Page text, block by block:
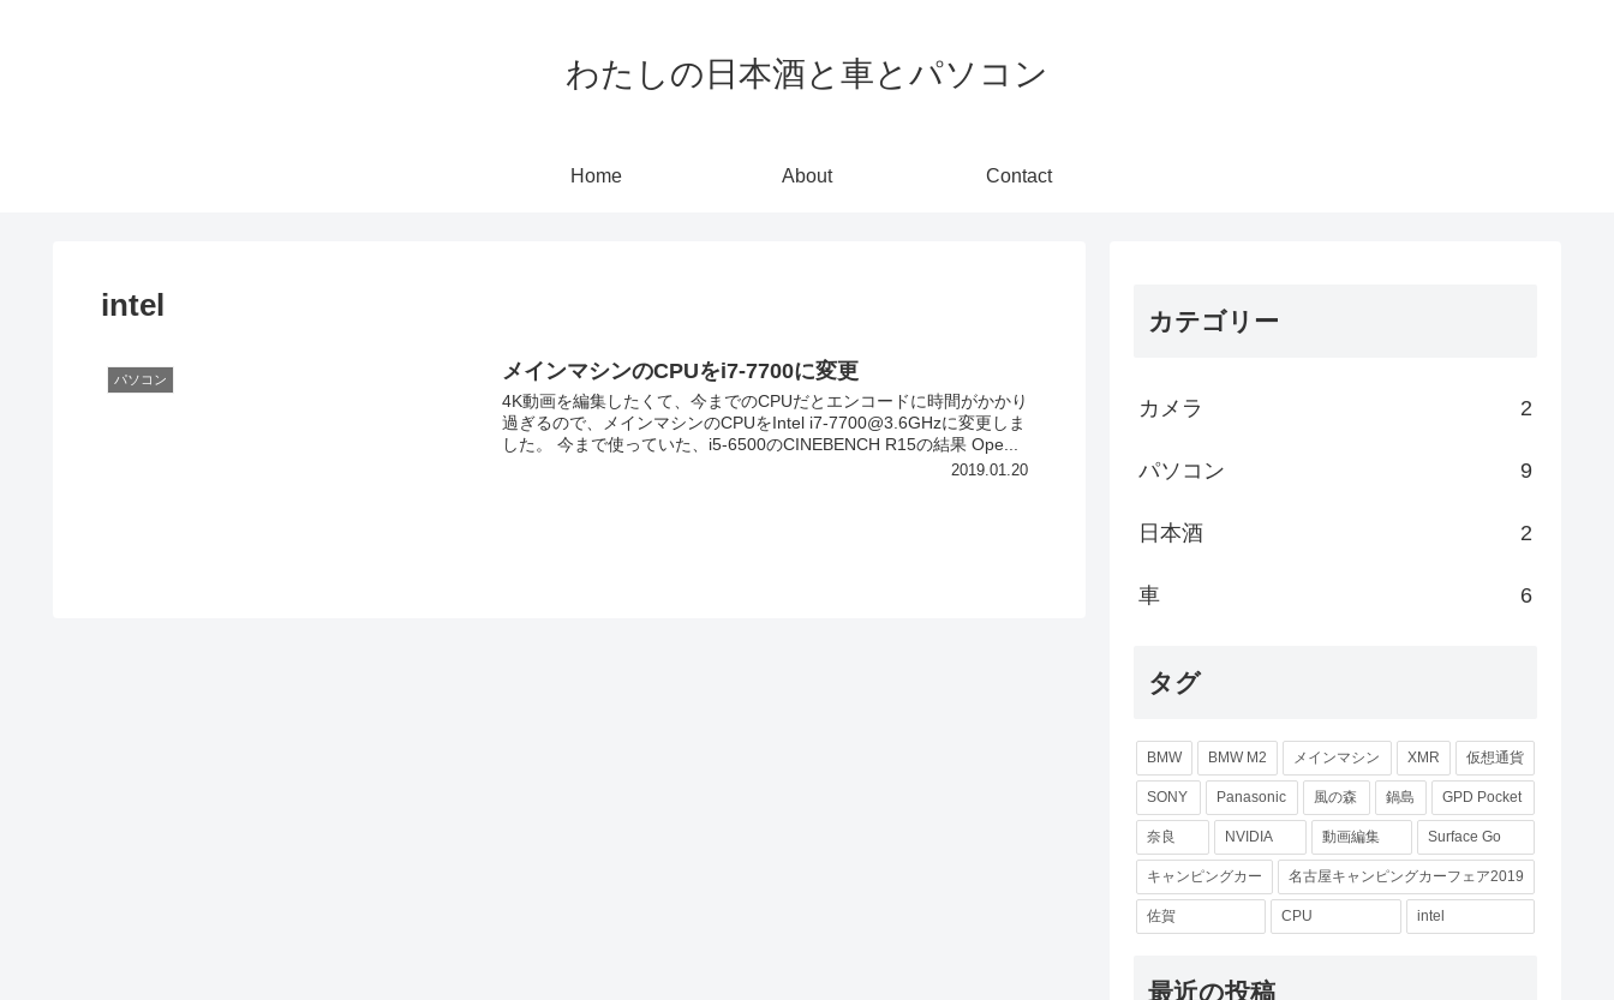
わたしの日本酒と車とパソコン
Home About Contact
intel
パソコン メインマシンのCPUをi7-7700に変更
4K動画を編集したくて、今までのCPUだとエンコードに時間がかかり
過ぎるので、メインマシンのCPUをIntel i7-7700@3.6GHzに変更しま
した。 今まで使っていた、i5-6500のCINEBENCH R15の結果 Ope...
2019.01.20
カテゴリー
カメラ 2
パソコン 9
日本酒 2
車 6
タグ
BMW BMW M2 メインマシン XMR 仮想通貨
SONY Panasonic 風の森 鍋島 GPD Pocket
奈良 NVIDIA 動画編集 Surface Go
キャンピングカー 名古屋キャンピングカーフェア2019
佐賀 CPU intel
最近の投稿